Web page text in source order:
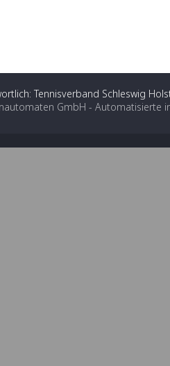
Tennisverband Schleswig
GmbH - Automatisierte